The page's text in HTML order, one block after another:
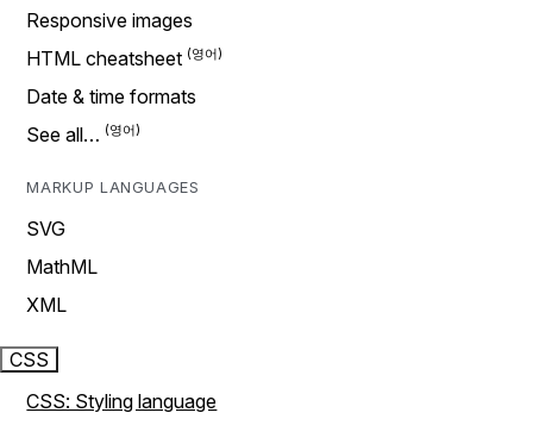
Responsive images
HTML cheatsheet
Date & time formats
See all…
MARKUP LANGUAGES
SVG
MathML
XML
CSS
CSS: Styling language